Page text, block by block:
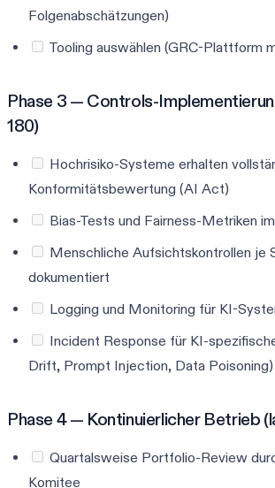
Folgenabschätzungen)
Tooling auswählen (GRC-Plattform
Phase 3 — Controls-
180)
Hochrisiko-Systeme erhalten
Konformitätsbewertung (AI Act)
Bias-Tests und Fairness-Metriken
Menschliche Aufsichtskontrollen je
dokumentiert
Logging und Monitoring für KI-
Incident Response für KI-
Drift, Prompt Injection, Data Poisoning)
Phase 4 — Kontinuierlicher Betrieb
Quartalsweise Portfolio-Review
Komitee